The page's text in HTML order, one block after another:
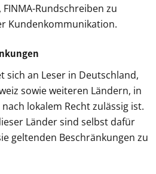
Rundschreiben zu
Kundenkommunikation.
sich an Leser in Deutschland,
sowie weiteren Ländern, in
lokalem Recht zulässig ist.
Länder sind selbst dafür
geltenden Beschränkungen zu